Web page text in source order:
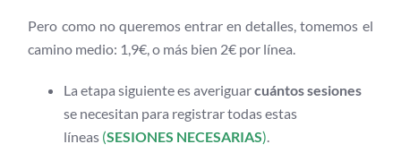
Pero como no queremos entrar en detalles, tomemos el
camino medio: 1,9€, o más bien 2€ por línea.
La etapa siguiente es averiguarcuántos sesiones
se necesitan para registrar todas estas
líneas (SESIONES NECESARIAS)